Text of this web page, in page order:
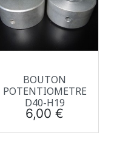
BOUTON
POTENTIOMETRE
D40-H19
Prix
6,00 €